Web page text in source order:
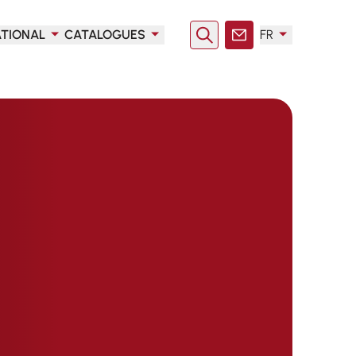
CATALOGUES Rechercher
Contact
FR